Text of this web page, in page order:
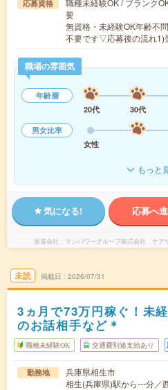
応募資格
職種未経験OK / ブランク
要
無資格・未経験OK年齢不
不要です▽応募後の流れ
職場の雰囲気
年齢層
20代
30代
男女比率
女性
もっと
気になる! 応募へ
派遣会社 マンパワーグループ株式会社 ケア
未読 掲載日 2026/07/31
3ヵ月で73万円稼ぐ！未
のお話相手など＊
職種未経験OK 交通費別途支給あり
勤務地
兵庫県相生市
相生(兵庫県)駅から---分／